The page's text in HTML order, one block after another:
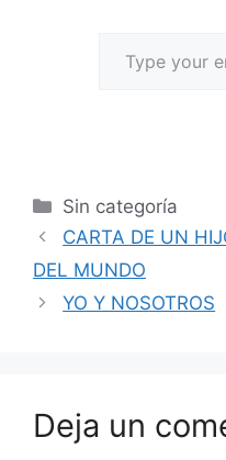
Sin categoría
CARTA DE UN
DEL MUNDO
YO Y NOSOTROS
Deja un